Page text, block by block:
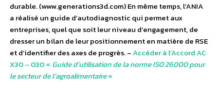
durable. (www.generations3d.com) En même temps, l’ANIA
a réalisé un guide d’autodiagnostic qui permet aux
entreprises, quel que soit leur niveau d’engagement, de
dresser un bilan de leur positionnement en matière de RSE
et d’identifier des axes de progrès. –Accéder à l’Accord AC
X30 – 030 « Guide d’utilisation de la norme ISO 26000 pour
le secteur de l’agroalimentaire»